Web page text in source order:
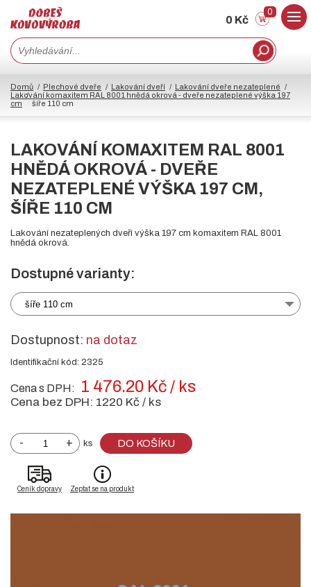
0 Kč
0
Domů Plechové dveře Lakování dveří
Lakování dveře nezateplené
Lakování komaxitem RAL 8001 hnědá okrová - dveře nezateplené výška 197
cm
šíře 110 cm
LAKOVÁNÍ KOMAXITEM RAL 8001
HNĚDÁ OKROVÁ - DVEŘE
NEZATEPLENÉ VÝŠKA 197 CM,
ŠÍŘE 110 CM
Lakování nezateplených dveří výška 197 cm komaxitem RAL 8001
hnědá okrová.
Dostupné varianty:
šíře 110 cm
Dostupnost: na dotaz
Identifikační kód: 2325
Cena s DPH: 1 476.20 Kč / ks
Cena bez DPH: 1220 Kč / ks
- + ks DO KOŠÍKU
Ceník dopravy Zeptat se na produkt